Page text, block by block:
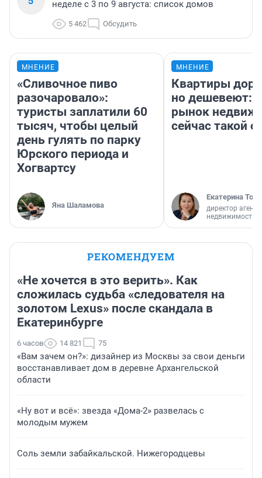
неделе с 3 по 9 августа: список домов
5 462 Обсудить
МНЕНИЕ
«Сливочное пиво
разочаровало»:
туристы заплатили 60
тысяч, чтобы целый
день гулять по парку
Юрского периода и
Хогвартсу
Яна Шаламова
МНЕНИЕ
Квартиры
но дешевеют:
рынок
сейчас такой
Екатерина
директор
недвижимости
РЕКОМЕНДУЕМ
«Не хочется в это верить». Как
сложилась судьба «следователя на
золотом Lexus» после скандала в
Екатеринбурге
6 часов 14 821 75
«Вам зачем он?»: дизайнер из Москвы за свои деньги
восстанавливает дом в деревне Архангельской
области
«Ну вот и всё»: звезда «Дома-2» развелась с
молодым мужем
Соль земли забайкальской. Нижегородцевы